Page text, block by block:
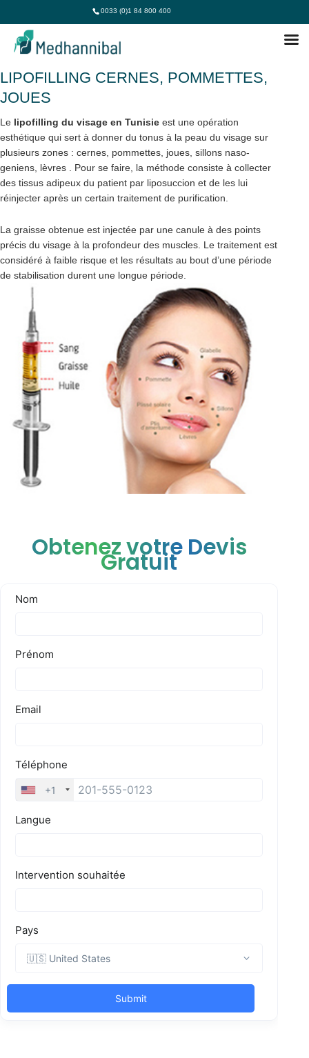
0033 (0)1 84 800 400
LIPOFILLING VISAGE TUNISIE :
LIPOFILLING CERNES, POMMETTES,
JOUES
Le lipofilling du visage en Tunisie est une opération
esthétique qui sert à donner du tonus à la peau du visage sur
plusieurs zones : cernes, pommettes, joues, sillons naso-
geniens, lèvres . Pour se faire, la méthode consiste à collecter
des tissus adipeux du patient par liposuccion et de les lui
réinjecter après un certain traitement de purification.
La graisse obtenue est injectée par une canule à des points
précis du visage à la profondeur des muscles. Le traitement est
considéré à faible risque et les résultats au bout d’une période
de stabilisation durent une longue période.
Obtenez votre Devis
Gratuit